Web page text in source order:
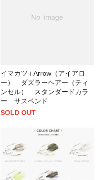
イマカツ i-Arrow（アイアロ
ー） ダズラーヘアー（ティ
ンセル） スタンダードカラ
ー サスペンド
SOLD OUT